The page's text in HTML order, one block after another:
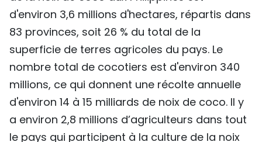
d'environ 3,6 millions d'hectares, répartis dans
83 provinces, soit 26 % du total de la
superficie de terres agricoles du pays. Le
nombre total de cocotiers est d'environ 340
millions, ce qui donnent une récolte annuelle
d'environ 14 à 15 milliards de noix de coco. Il y
a environ 2,8 millions d’agriculteurs dans tout
le pays qui participent à la culture de la noix